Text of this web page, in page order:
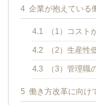
4 企業が抱えている
4.1 （1）コスト
4.2 （2）生産性
4.3 （3）管理職
5 働き方改革に向け